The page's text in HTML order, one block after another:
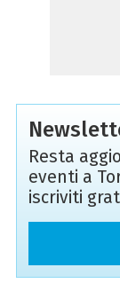
Resta
eventi a
iscriviti